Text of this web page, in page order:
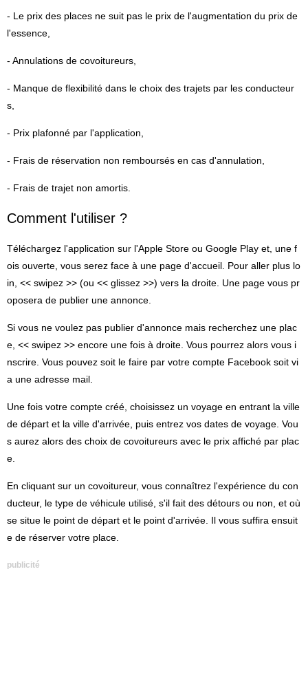
- Le prix des places ne suit pas le prix de l'augmentation du prix de
l'essence,
- Annulations de covoitureurs,
- Manque de flexibilité dans le choix des trajets par les conducteur
s,
- Prix plafonné par l'application,
- Frais de réservation non remboursés en cas d'annulation,
- Frais de trajet non amortis.
Comment l'utiliser ?
Téléchargez l'application sur l'Apple Store ou Google Play et, une f
ois ouverte, vous serez face à une page d'accueil. Pour aller plus lo
in, << swipez >> (ou << glissez >>) vers la droite. Une page vous pr
oposera de publier une annonce.
Si vous ne voulez pas publier d'annonce mais recherchez une plac
e, << swipez >> encore une fois à droite. Vous pourrez alors vous i
nscrire. Vous pouvez soit le faire par votre compte Facebook soit vi
a une adresse mail.
Une fois votre compte créé, choisissez un voyage en entrant la ville
de départ et la ville d'arrivée, puis entrez vos dates de voyage. Vou
s aurez alors des choix de covoitureurs avec le prix affiché par plac
e.
En cliquant sur un covoitureur, vous connaîtrez l'expérience du con
ducteur, le type de véhicule utilisé, s'il fait des détours ou non, et où
se situe le point de départ et le point d'arrivée. Il vous suffira ensuit
e de réserver votre place.
publicité